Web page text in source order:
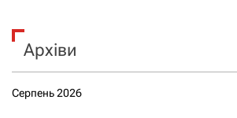
Архіви
Серпень 2026